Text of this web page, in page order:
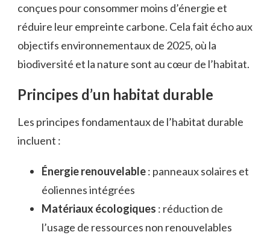
conçues pour consommer moins d’énergie et
réduire leur empreinte carbone. Cela fait écho aux
objectifs environnementaux de 2025, où la
biodiversité et la nature sont au cœur de l’habitat.
Principes d’un habitat durable
Les principes fondamentaux de l’habitat durable
incluent :
Énergie renouvelable: panneaux solaires et
éoliennes intégrées
Matériaux écologiques : réduction de
l’usage de ressources non renouvelables